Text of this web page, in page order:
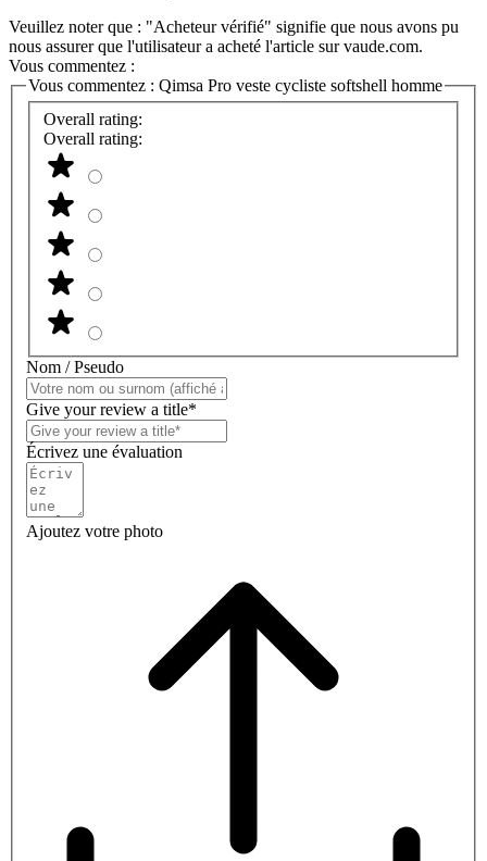
Veuillez noter que : "Acheteur vérifié" signifie que nous avons pu
nous assurer que l'utilisateur a acheté l'article sur vaude.com.
Vous commentez :
Vous commentez : Qimsa Pro veste cycliste softshell homme
Overall rating:
Overall rating:
Nom / Pseudo
Give your review a title*
Écrivez une évaluation
Ajoutez votre photo